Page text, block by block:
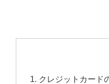
クレジットカード